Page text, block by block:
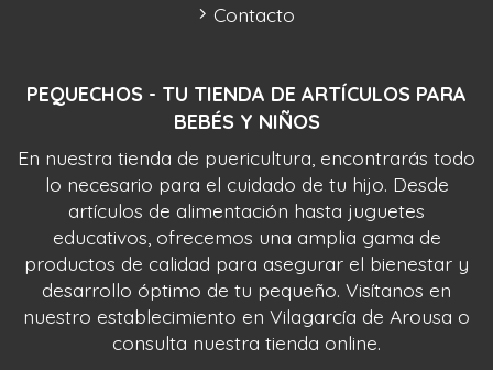
PEQUECHOS - TU TIENDA DE ARTÍCULOS PARA
BEBÉS Y NIÑOS
En nuestra tienda de puericultura, encontrarás todo
lo necesario para el cuidado de tu hijo. Desde
artículos de alimentación hasta juguetes
educativos, ofrecemos una amplia gama de
productos de calidad para asegurar el bienestar y
desarrollo óptimo de tu pequeño. Visítanos en
nuestro establecimiento en Vilagarcía de Arousa o
consulta nuestra tienda online.
Contacto